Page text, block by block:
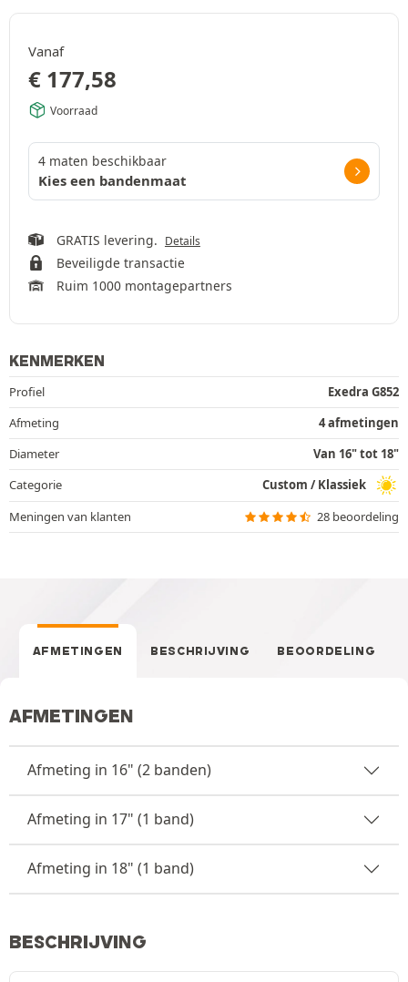
Vanaf
€ 177,58
Voorraad
4 maten beschikbaar
Kies een bandenmaat
GRATIS levering. Details
Beveiligde transactie
Ruim 1000 montagepartners
KENMERKEN
Profiel
Exedra G852
Afmeting
4 afmetingen
Diameter
Van 16" tot 18"
Categorie
Custom / Klassiek
Meningen van klanten
28 beoordeling
AFMETINGEN BESCHRIJVING BEOORDELING
AFMETINGEN
Afmeting in 16" (2 banden)
Afmeting in 17" (1 band)
Afmeting in 18" (1 band)
BESCHRIJVING